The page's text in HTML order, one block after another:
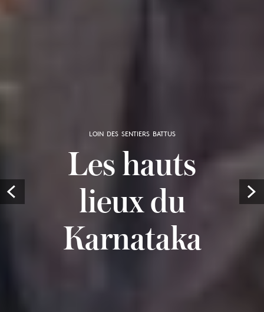
LOIN DES SENTIERS BATTUS
Les hauts
lieux du
Karnataka